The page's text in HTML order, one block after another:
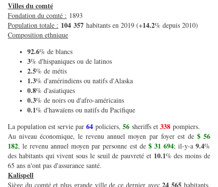
Villes du comté
Fondation du comté : 1893
Population totale : 104 357 habitants en 2019 (+14.2% depuis 2010)
Composition ethnique
92.6% de blancs
3% d'hispaniques ou de latinos
2.5% de métis
1.3% d'amérindiens ou natifs d'Alaska
0.8% d'asiatiques
0.3% de noirs ou d'afro-américains
0.1% d'hawaïens ou natifs du Pacifique
La population est servie par 64 policiers, 56 sheriffs et 338 pompiers.
Au niveau économique, le revenu annuel moyen par foyer est de $ 56
182, le revenu annuel moyen par personne est de $ 31 694; il-y-a9.4%
des habitants qui vivent sous le seuil de pauvreté et 10.1% des moins de
65 ans n'ont pas d'assurance santé.
Kalispell
Siège du comté et plus grande ville de ce dernier avec24 565 habitants,